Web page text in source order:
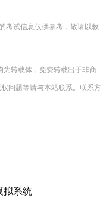
考试信息仅供参考，敬请以教
为转载体，免费转载出于非商
问题等请与本站联系。联系方
拟系统